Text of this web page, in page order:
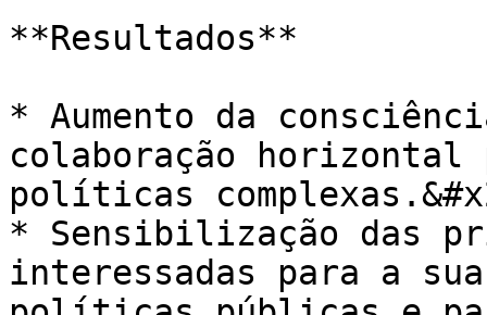
**Resultados**
* Aumento da
colaboração horizontal
políticas
* Sensibilização das
interessadas para a